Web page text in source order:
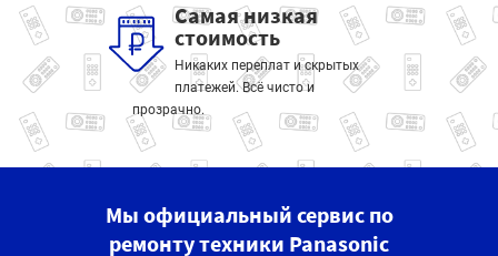
Самая низкая
стоимость
Никаких переплат и скрытых
платежей. Всё чисто и
прозрачно.
Мы официальный сервис по
ремонту техники Panasonic